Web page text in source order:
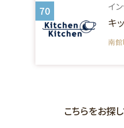
70 イ
キ
南
こちらをお探